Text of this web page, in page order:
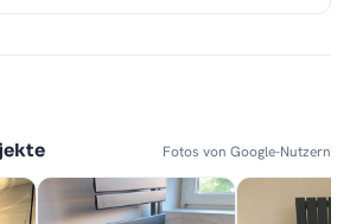
Fotos von Google-Nutzern